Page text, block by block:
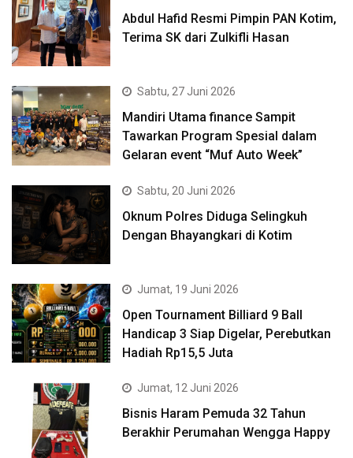
Abdul Hafid Resmi Pimpin PAN Kotim,
Terima SK dari Zulkifli Hasan
Sabtu, 27 Juni 2026
Mandiri Utama finance Sampit
Tawarkan Program Spesial dalam
Gelaran event “Muf Auto Week”
Sabtu, 20 Juni 2026
Oknum Polres Diduga Selingkuh
Dengan Bhayangkari di Kotim
Jumat, 19 Juni 2026
Open Tournament Billiard 9 Ball
Handicap 3 Siap Digelar, Perebutkan
Hadiah Rp15,5 Juta
Jumat, 12 Juni 2026
Bisnis Haram Pemuda 32 Tahun
Berakhir Perumahan Wengga Happy